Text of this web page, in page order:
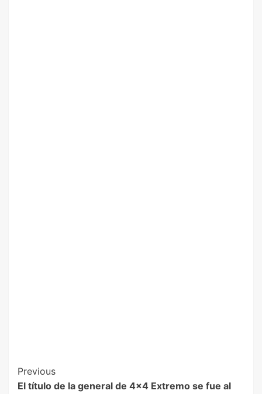
Previous
El título de la general de 4×4 Extremo se fue al